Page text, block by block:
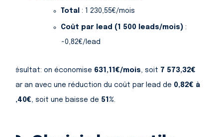
Total : 1 230,55€/mois
Coût par lead (1 500 leads/mois) :
~0,82€/lead
Résultat: on économise 631,11€/mois , soit 7 573,32€
par an avec une réduction du coût par lead de 0,82€ à
0,40€ , soit une baisse de 51%